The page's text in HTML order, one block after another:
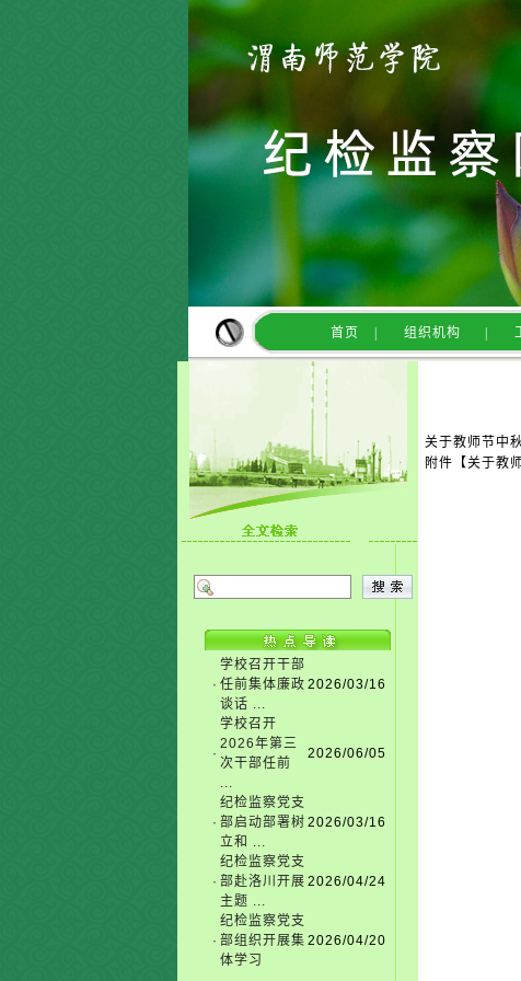
首页 组织机构
·
学校召开干部
任前集体廉政
谈话 ...
2026/03/16
·
学校召开
2026年第三
次干部任前
...
2026/06/05
·
纪检监察党支
部启动部署树
立和 ...
2026/03/16
·
纪检监察党支
部赴洛川开展
主题 ...
2026/04/24
·
纪检监察党支
部组织开展集
体学习
2026/04/20
关于教师节中
附件【关于教